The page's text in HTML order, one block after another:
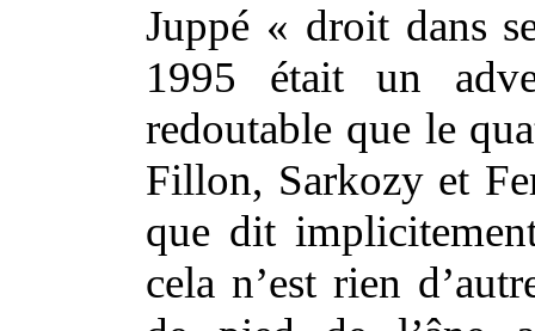
Juppé « droit dans
1995 était un
redoutable que le
Fillon, Sarkozy et
que dit
cela n’est rien